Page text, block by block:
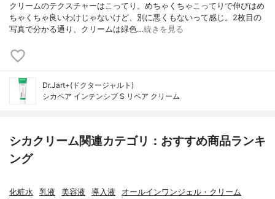
クリームのテクスチャーはこってり。めちゃくちゃこってりで伸びはめ
ちゃくちゃ良いわけじゃないけど、別に悪くもないって感じ。2枚目の
写真で分かる通り、クリームは緑色…続きを見る
Dr.Jart+(ドクタージャルト)
シカペア インテンシブ S リペア クリーム
シカクリーム関連カテゴリ：おすすめ商品ランキ
ング
化粧水 乳液 美容液 導入液 オールインワンジェル・クリーム